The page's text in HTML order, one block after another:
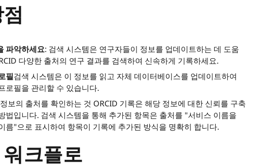
파악하세요: 검색 시스템은 연구자들이 정보를 업데이트하는 데 도움
다양한 출처의 연구 결과를 검색하여 신속하게 기록하세요.
필검색 시스템은 이 정보를 읽고 자체 데이터베이스를 업데이트하여
로필을 관리할 수 있습니다.
보의 출처를 확인하는 것 ORCID 기록은 해당 정보에 대한 신뢰를 구축
법입니다. 검색 시스템을 통해 추가된 항목은 출처를 "서비스 이름을
름"으로 표시하여 항목이 기록에 추가된 방식을 명확히 합니다.
크플로